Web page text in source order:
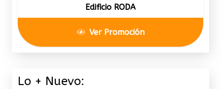
Edificio RODA
Ver Promoción
Lo + Nuevo: